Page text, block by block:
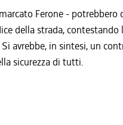
Ferone - potrebbero
della strada,
avrebbe, in sintesi, un
sicurezza di tutti.